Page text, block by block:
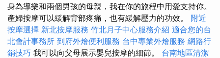
身為導樂和兩個男孩的母親，我在你的旅程中用愛支持你。
產婦按摩可以緩解背部疼痛，也有緩解壓力的功效。 附近
按摩選擇 新北按摩服務 竹北月子中心服務介紹 適合您的台
北會計事務所 到府外燴便利服務 台中專業外燴服務 網路行
銷技巧 我可以向父母展示嬰兒按摩的細節。 台南地區清潔